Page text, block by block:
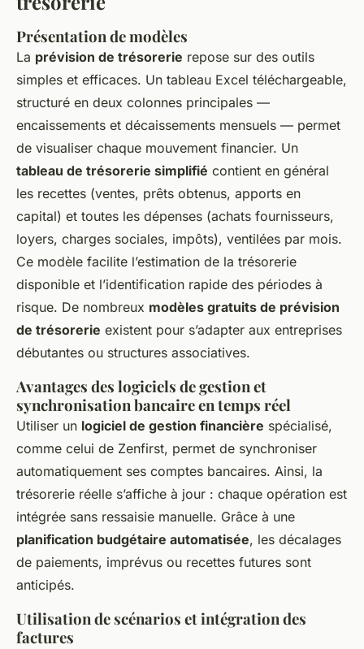
Présentation de modèles
La prévision de trésorerie repose sur des outils
simples et efficaces. Un tableau Excel téléchargeable,
structuré en deux colonnes principales —
encaissements et décaissements mensuels — permet
de visualiser chaque mouvement financier. Un
tableau de trésorerie simplifié contient en général
les recettes (ventes, prêts obtenus, apports en
capital) et toutes les dépenses (achats fournisseurs,
loyers, charges sociales, impôts), ventilées par mois.
Ce modèle facilite l’estimation de la trésorerie
disponible et l’identification rapide des périodes à
risque. De nombreux modèles gratuits de prévision
de trésorerie existent pour s’adapter aux entreprises
débutantes ou structures associatives.
Avantages des logiciels de gestion et
synchronisation bancaire en temps réel
Utiliser un logiciel de gestion financière spécialisé,
comme celui de Zenfirst, permet de synchroniser
automatiquement ses comptes bancaires. Ainsi, la
trésorerie réelle s’affiche à jour : chaque opération est
intégrée sans ressaisie manuelle. Grâce à une
planification budgétaire automatisée, les décalages
de paiements, imprévus ou recettes futures sont
anticipés.
Utilisation de scénarios et intégration des
factures